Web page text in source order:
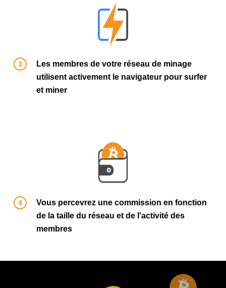
Les membres de votre réseau de minage
utilisent activement le navigateur pour surfer
et miner
Vous percevrez une commission en fonction
de la taille du réseau et de l'activité des
membres